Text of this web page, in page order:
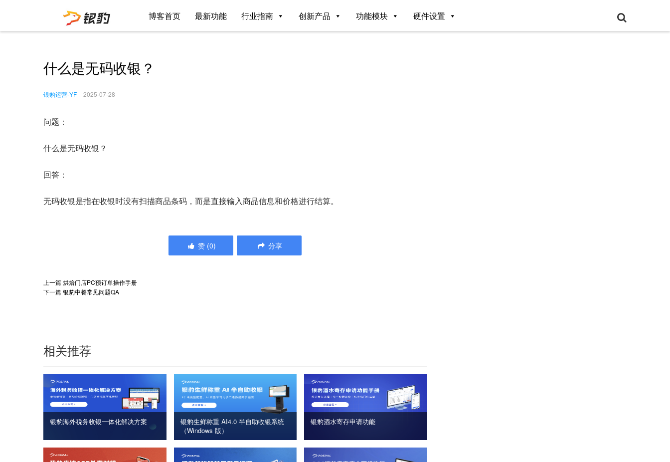
博客首页 最新功能 行业指南 创新产品 功能模块 硬件设置
什么是无码收银？
银豹运营-YF 2025-07-28
问题：
什么是无码收银？
回答：
无码收银是指在收银时没有扫描商品条码，而是直接输入商品信息和价格进行结算。
赞 (0) 分享
上一篇烘焙门店PC预订单操作手册
下一篇银豹中餐常见问题QA
相关推荐
银豹海外税务收银一体化解决方案
银豹生鲜称重 AI4.0 半自助收银系统
（Windows 版）
银豹酒水寄存申请功能